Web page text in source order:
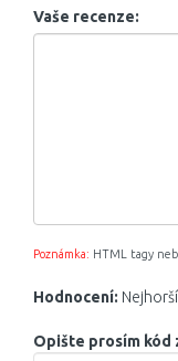
Vaše recenze:
Poznámka: HTML tagy
Hodnocení: Nejhorší
Opište prosím kód